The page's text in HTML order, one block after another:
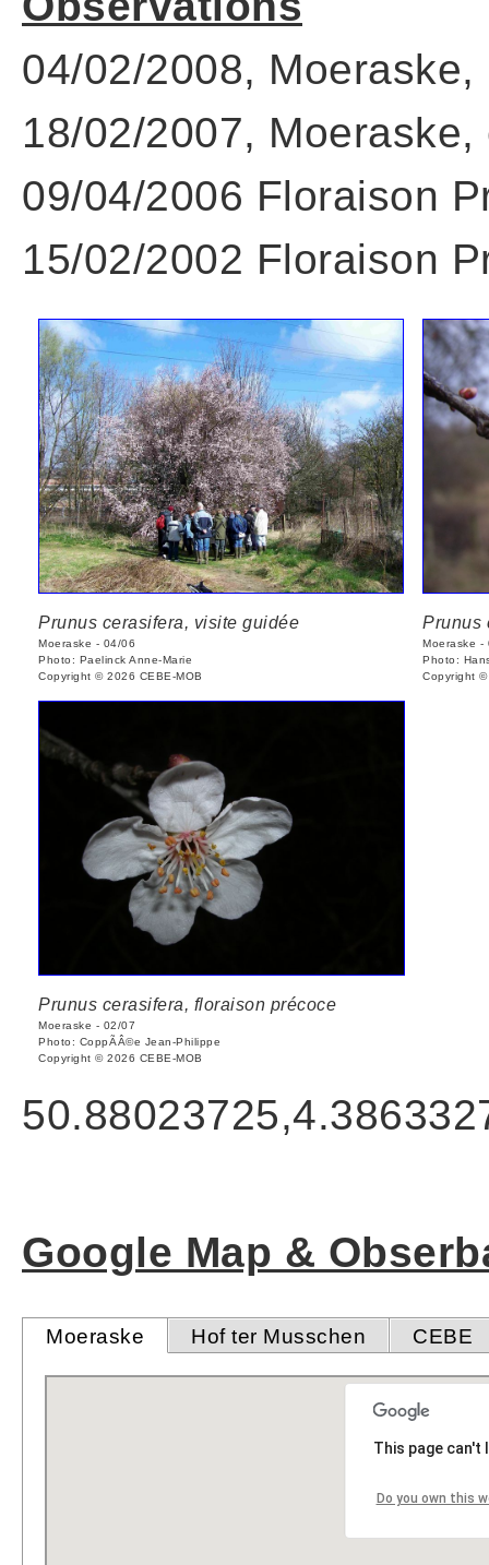
04/02/2008,
18/02/2007,
09/04/2006 Floraison
15/02/2002 Floraison
Prunus cerasifera, visite guidée
Moeraske - 04/06
Photo: Paelinck Anne-Marie
Copyright © 2026 CEBE-MOB
Prunus
Moeraske -
Photo:
Copyright ©
Prunus cerasifera, floraison précoce
Moeraske - 02/07
Photo: CoppÃÂ©e Jean-Philippe
Copyright © 2026 CEBE-MOB
Google Map &
Moeraske Hof ter Musschen CEBE